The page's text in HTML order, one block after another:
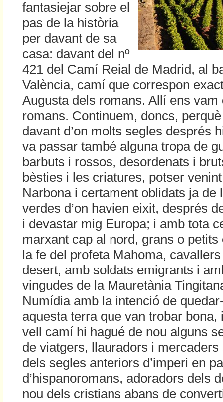
fantasiejar sobre el
pas de la història
per davant de sa
casa: davant del nº
421 del Camí Reial de Madrid, al
València, camí que correspon
Augusta dels romans. Allí ens vam
romans. Continuem, doncs,
davant d’on molts segles després
va passar també alguna tropa de
barbuts i rossos, desordenats i
bèsties i les criatures, potser
Narbona i certament oblidats ja de
verdes d’on havien eixit, després
i devastar mig Europa; i amb tota
marxant cap al nord, grans o
la fe del profeta Mahoma,
desert, amb soldats emigrants i
vingudes de la Mauretània
Numídia amb la intenció de
aquesta terra que van trobar bona,
vell camí hi hagué de nou alguns
de viatgers, llauradors i
dels segles anteriors d’imperi en
d’hispanoromans, adoradors dels
nou dels cristians abans de